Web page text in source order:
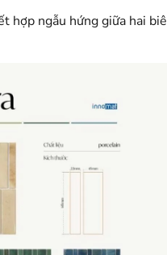
hợp ngẫu hứng giữa hai